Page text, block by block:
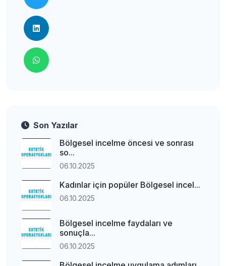
Son Yazılar
Bölgesel incelme öncesi ve sonrası
so...
06.10.2025
Kadınlar için popüler Bölgesel incel...
06.10.2025
Bölgesel incelme faydaları ve
sonuçla...
06.10.2025